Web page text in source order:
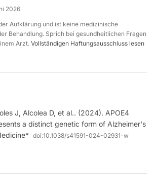
2026
Aufklärung und ist keine medizinische
Behandlung. Sprich bei gesundheitlichen Fragen
Arzt. Vollständigen Haftungsausschluss lesen
J, Alcolea D, et al.. (2024). APOE4
a distinct genetic form of Alzheimer's
doi:10.1038/s41591-024-02931-w